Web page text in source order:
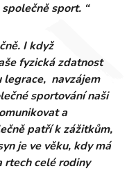
sport. “
I když
fyzická zdatnost
legrace, navzájem
sportování naši
a
patří k zážitkům,
je ve věku, kdy má
rtech celé rodiny